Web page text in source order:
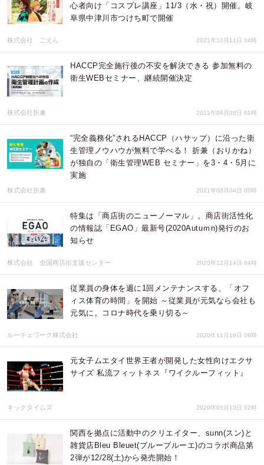
心者向け「コスプレ講座」11/3（水・祝）開催。岐
阜県中津川市つけち町で開催
株式会社 ごえん 2021年10月11日 04時
HACCP完全施行後の不安を解決できる 参加無料の
衛生WEBセミナー、継続開催決定
株式会社折兼 2021年06月03日 01時
“完全義務化”されるHACCP（ハサップ）に沿った衛
生管理ノウハウが無料で学べる！ 折兼（おりかね）
が独自の「衛生管理WEB セミナー」を3・4・5月に
実施
株式会社折兼 2021年03月04日 00時
特集は「商店街のニューノーマル」。商店街活性化
の情報誌「EGAO」最新号(2020Autuｍn)発行のお
知らせ
株式会社 全国商店街支援センター 2020年12月14日 04時
従業員の身体を週に1回メンテナンスする、「オフ
ィス体育の時間」を開始 ～従業員が元気なら会社も
元気に。コロナ時代を乗り切る～
ルーチェワーク株式会社 2020年11月18日 06時
元女子ムエタイ世界王者が開発した女性向けエクサ
サイズ 私流フィットネス『ワイクルーフィット』
キックタイムズ 2020年05月13日 02時
関西を拠点に活動中のクリエイター、sunn(スン)と
雑貨店Bleu Bleuet(ブルーブルーエ)のコラボ商品第
2弾が12/28(土)から発売開始！